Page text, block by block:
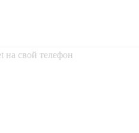
на свой телефон